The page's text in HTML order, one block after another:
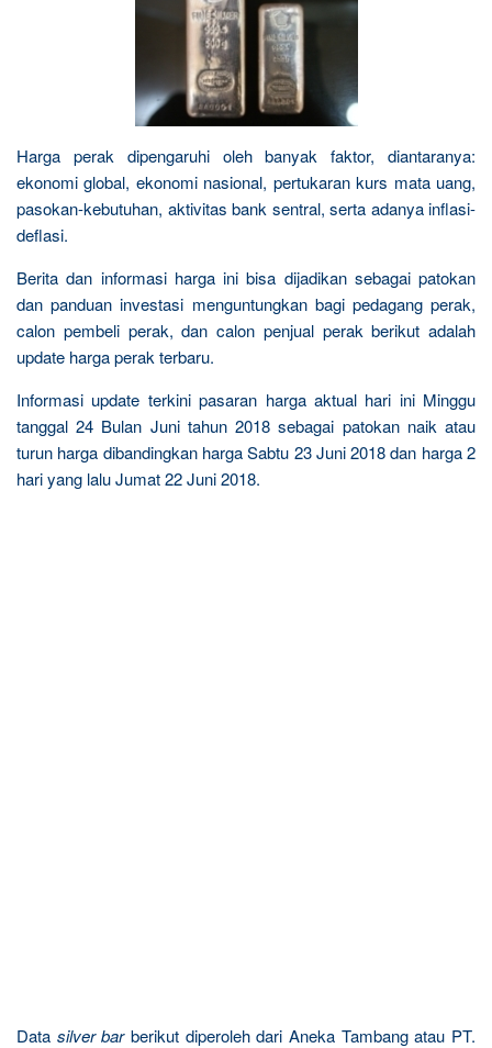
Harga perak dipengaruhi oleh banyak faktor, diantaranya:
ekonomi global, ekonomi nasional, pertukaran kurs mata uang,
pasokan-kebutuhan, aktivitas bank sentral, serta adanya inflasi-
deflasi.
Berita dan informasi harga ini bisa dijadikan sebagai patokan
dan panduan investasi menguntungkan bagi pedagang perak,
calon pembeli perak, dan calon penjual perak berikut adalah
update harga perak terbaru.
Informasi update terkini pasaran harga aktual hari ini Minggu
tanggal 24 Bulan Juni tahun 2018 sebagai patokan naik atau
turun harga dibandingkan harga Sabtu 23 Juni 2018 dan harga 2
hari yang lalu Jumat 22 Juni 2018.
Data silver barberikut diperoleh dari Aneka Tambang atau PT.